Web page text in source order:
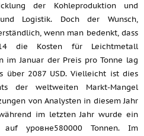
der Kohleproduktion und
Logistik. Doch der Wunsch,
wenn man bedenkt, dass
die Kosten für Leichtmetall
Januar der Preis pro Tonne lag
über 2087 USD. Vielleicht ist dies
der weltweiten Markt-Mangel
von Analysten in diesem Jahr
im letzten Jahr wurde ein
auf уровне580000 Tonnen. Im